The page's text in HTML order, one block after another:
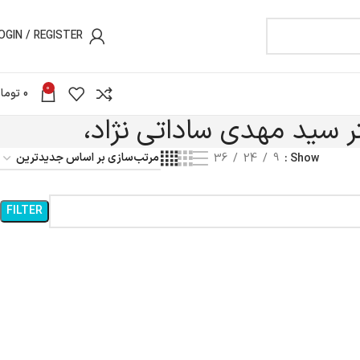
/ REGISTER
0
0
سید مهدی ساداتی نژاد،
Show
9
24
36
FILTER